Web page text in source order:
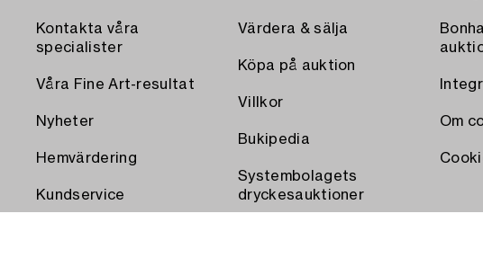
Kontakta våra
specialister
Våra Fine Art-resultat
Nyheter
Hemvärdering
Kundservice
Värdera & sälja
Köpa på auktion
Villkor
Bukipedia
Systembolagets
dryckesauktioner
Om